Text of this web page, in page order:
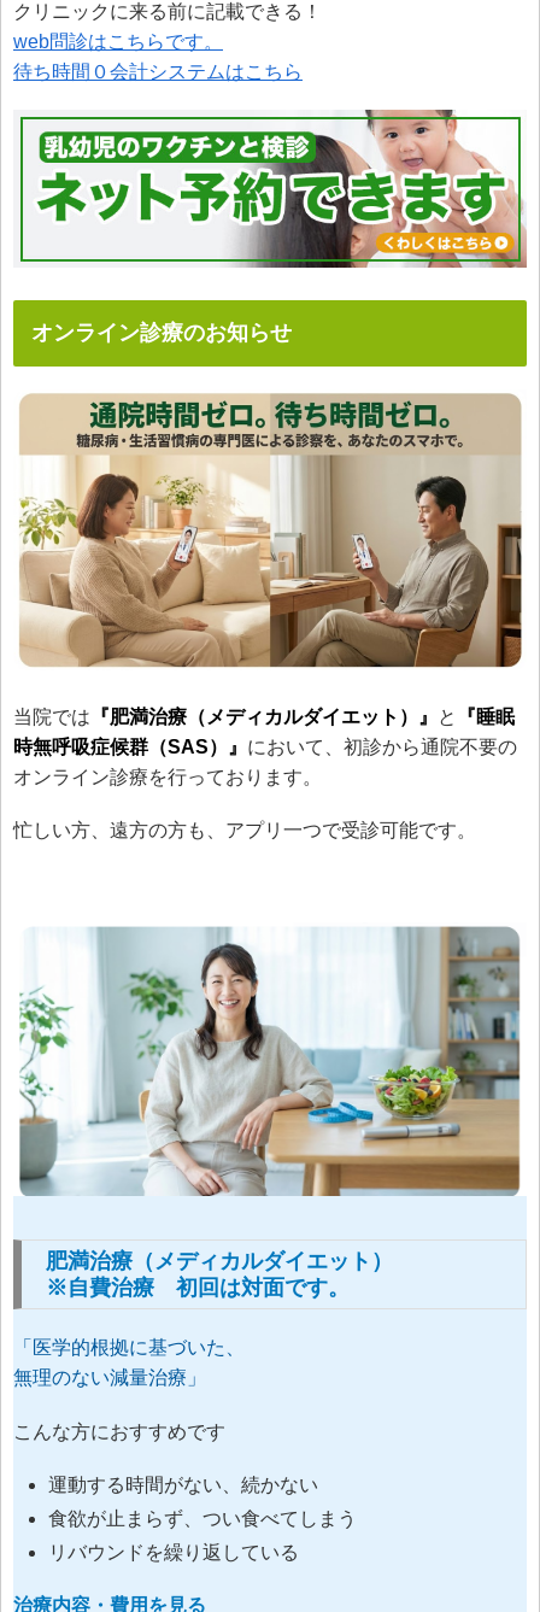
クリニックに来る前に記載できる！
web問診はこちらです。
待ち時間０会計システムはこちら
オンライン診療のお知らせ
当院では 『肥満治療（メディカルダイエット）』 と
『睡眠
時無呼吸症候群（SAS）』 において、初診から通院不要の
オンライン診療を行っております。
忙しい方、遠方の方も、アプリ一つで受診可能です。
肥満治療（メディカルダイエット）
※自費治療 初回は対面です。
「医学的根拠に基づいた、
無理のない減量治療」
こんな方におすすめです
運動する時間がない、続かない
食欲が止まらず、つい食べてしまう
リバウンドを繰り返している
治療内容・費用を見る